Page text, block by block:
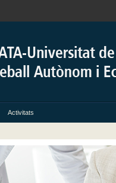
Activitats